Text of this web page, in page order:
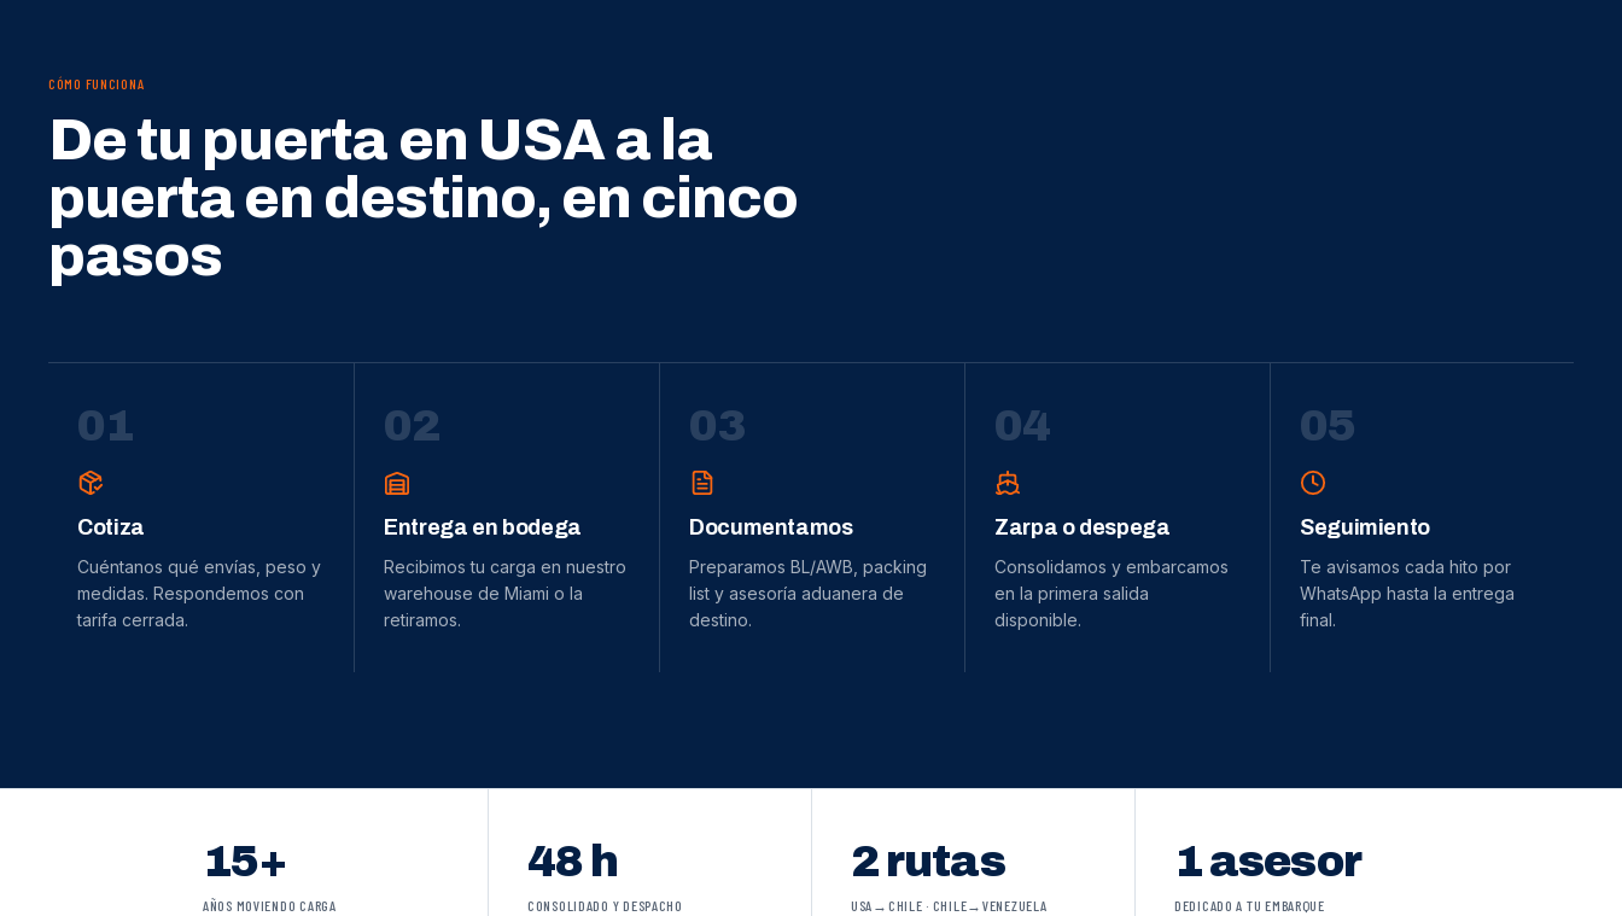
CÓMO FUNCIONA
De tu puerta en USA a la
puerta en destino, en cinco
pasos
01
Cotiza
Cuéntanos qué envías, peso y
medidas. Respondemos con
tarifa cerrada.
02
Entrega en bodega
Recibimos tu carga en nuestro
warehouse de Miami o la
retiramos.
03
Documentamos
Preparamos BL/AWB, packing
list y asesoría aduanera de
destino.
04
Zarpa o despega
Consolidamos y embarcamos
en la primera salida
disponible.
05
Seguimiento
Te avisamos cada hito por
WhatsApp hasta la entrega
final.
15+
AÑOS MOVIENDO CARGA
48 h
CONSOLIDADO Y DESPACHO
2 rutas
USA→CHILE · CHILE→VENEZUELA
1 asesor
DEDICADO A TU EMBARQUE